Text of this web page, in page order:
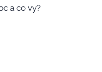
a co vy?